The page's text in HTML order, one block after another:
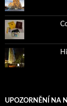
UPOZORNĚNÍ NA